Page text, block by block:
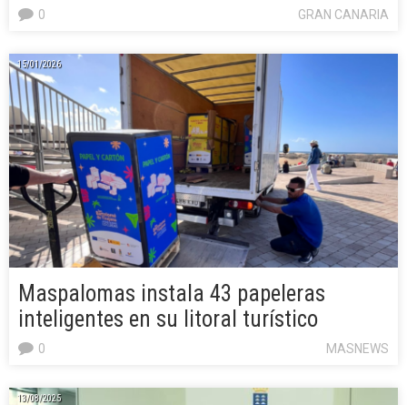
GRAN CANARIA
0
15/01/2026
Maspalomas instala 43 papeleras
inteligentes en su litoral turístico
MASNEWS
0
13/08/2025